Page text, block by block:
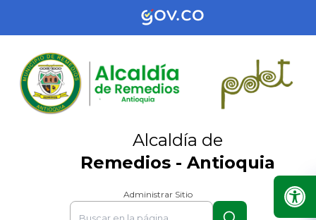
Alcaldía de
Remedios - Antioquia
Administrar Sitio